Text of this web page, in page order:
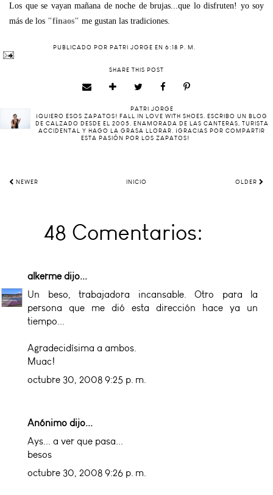
Los que se vayan mañana de noche de brujas...que lo disfruten! yo soy
más de los "finaos" me gustan las tradiciones.
PUBLICADO POR PATRI JORGE EN 6:18 P. M.
SHARE THIS POST
PATRI JORGE
¡QUIERO ESOS ZAPATOS! FALL IN LOVE WITH SHOES. ESCRIBO UN BLOG
DE CALZADO DESDE EL 2005. ENAMORADA DE LAS CANTERAS, TURISTA
ACCIDENTAL Y HAGO LA GRASA LLORAR. ¡GRACIAS POR COMPARTIR
ESTA PASIÓN POR LOS ZAPATOS!
NEWER INICIO OLDER
48 Comentarios:
alkermedijo...
Un beso, trabajadora incansable. Otro para la
persona que me dió esta dirección hace ya un
tiempo...
Agradecidísima a ambos.
Muac!
octubre 30, 2008 9:25 p. m.
Anónimo dijo...
Ays... a ver que pasa...
besos
octubre 30, 2008 9:26 p. m.